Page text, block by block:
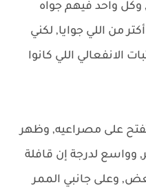
واحد فيهم جواه
من اللي جوايا, لكني
الانفعالي اللي كانوا
على مصراعيه, وظهر
لدرجة إن قافلة
وعلى جانبي الممر